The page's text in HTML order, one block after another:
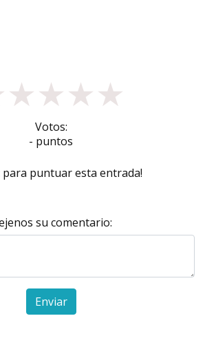
★★★★
Votos:
- puntos
para puntuar esta entrada!
su comentario:
Enviar